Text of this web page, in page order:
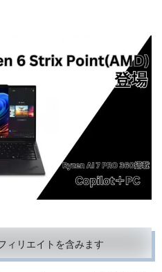
ィリエイトを含みます